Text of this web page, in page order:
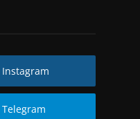
Instagram
Telegram